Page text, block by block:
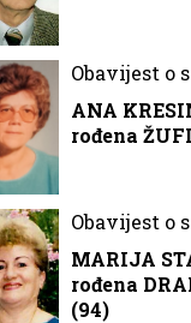
Obavijest o
ANA
rođena
Obavijest o
MARIJA
rođena
(94)